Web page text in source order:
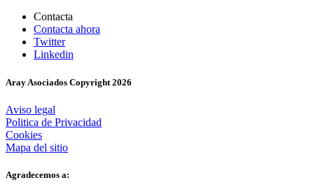
Contacta
Contacta ahora
Twitter
Linkedin
Aray Asociados Copyright 2026
Aviso legal
Politica de Privacidad
Cookies
Mapa del sitio
Agradecemos a: